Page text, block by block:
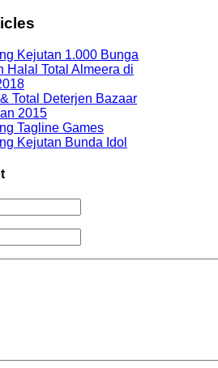
Kejutan 1.000 Bunga
Halal Total Almeera di
Total Deterjen Bazaar
2015
Tagline Games
Kejutan Bunda Idol